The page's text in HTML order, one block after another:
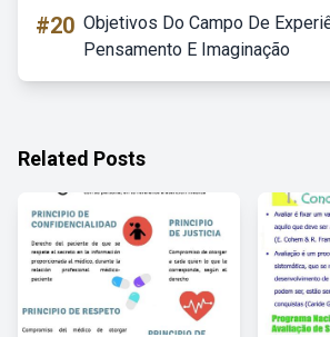
#20 Objetivos Do Campo De
Pensamento E Imaginação
Related Posts